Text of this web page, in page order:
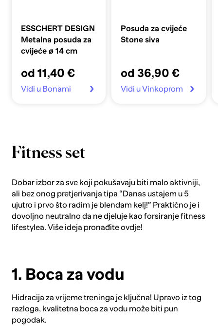
ESSCHERT DESIGN
Metalna posuda za
cvijeće ø 14 cm
od 11,40 €
Vidi u Bonami
Posuda za cvijeće
Stone siva
od 36,90 €
Vidi u Vinkoprom
Fitness set
Dobar izbor za sve koji pokušavaju biti malo aktivniji,
ali bez onog pretjerivanja tipa “Danas ustajem u 5
ujutro i prvo što radim je blendam kelj!” Praktično je i
dovoljno neutralno da ne djeluje kao forsiranje fitness
lifestylea. Više ideja pronađiteovdje!
1. Boca za vodu
Hidracija za vrijeme treninga je ključna! Upravo iz tog
razloga, kvalitetna boca za vodumože biti pun
pogodak.